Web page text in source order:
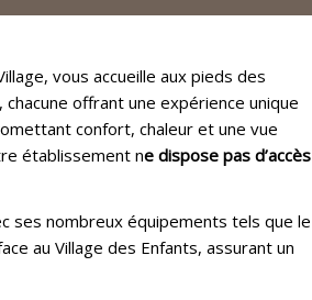
vous accueille aux pieds des
, chacune offrant une expérience unique
confort, chaleur et une vue
établissement ne dispose pas d’accès
ses nombreux équipements tels que le
au Village des Enfants, assurant un